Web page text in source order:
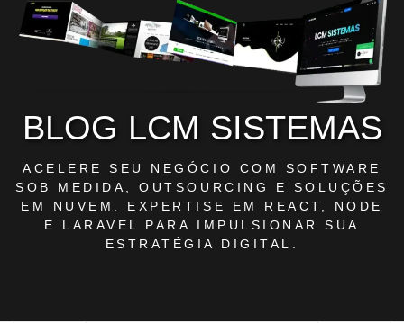
BLOG LCM SISTEMAS
ACELERE SEU NEGÓCIO COM SOFTWARE
SOB MEDIDA, OUTSOURCING E SOLUÇÕES
EM NUVEM. EXPERTISE EM REACT, NODE
E LARAVEL PARA IMPULSIONAR SUA
ESTRATÉGIA DIGITAL.